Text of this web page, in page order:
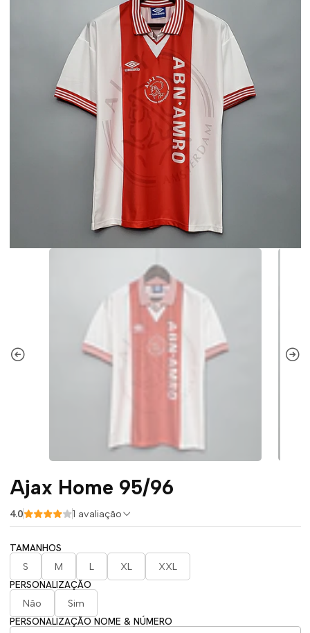
Ajax Home 95/96
4.0 1 avaliação
TAMANHOS
S
M L XL
XXL
PERSONALIZAÇÃO
Não
Sim
PERSONALIZAÇÃO NOME & NÚMERO